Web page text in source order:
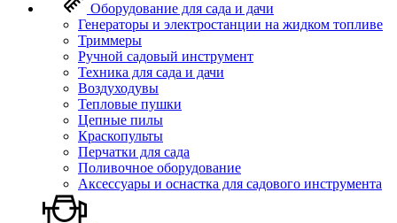
Оборудование для сада и дачи
Генераторы и электростанции на жидком топливе
Триммеры
Ручной садовый инструмент
Техника для сада и дачи
Воздуходувы
Тепловые пушки
Цепные пилы
Краскопульты
Перчатки для сада
Поливочное оборудование
Аксессуары и оснастка для садового инструмента